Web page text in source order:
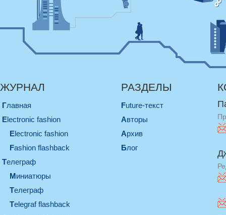
ЖУРНАЛ
Главная
electronic fashion
electronic fashion
Fashion flashback
телеграф
миниатюры
телеграф
Telegraf flashback
РАЗДЕЛЫ
Future-текст
Авторы
Архив
Блог